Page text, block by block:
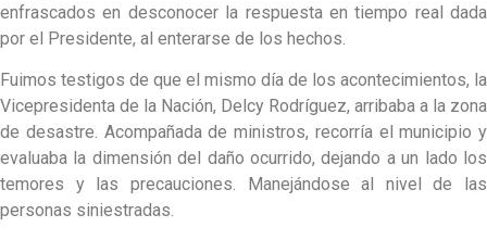
enfrascados en desconocer la respuesta en tiempo real dada
por el Presidente, al enterarse de los hechos.
Fuimos testigos de que el mismo día de los acontecimientos, la
Vicepresidenta de la Nación, Delcy Rodríguez, arribaba a la zona
de desastre. Acompañada de ministros, recorría el municipio y
evaluaba la dimensión del daño ocurrido, dejando a un lado los
temores y las precauciones. Manejándose al nivel de las
personas siniestradas.